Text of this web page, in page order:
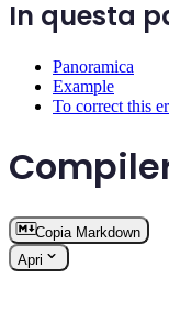
In questa
Panoramica
Example
To correct this
Compiler
Copia Markdown
Apri